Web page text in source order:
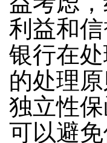
利益和
银行在
的处理
独立性
可以避